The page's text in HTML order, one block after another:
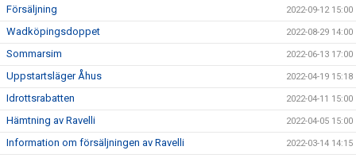
Försäljning 2022-09-12 15:00
Wadköpingsdoppet 2022-08-29 14:00
Sommarsim 2022-06-13 17:00
Uppstartsläger Åhus 2022-04-19 15:18
Idrottsrabatten 2022-04-11 15:00
Hämtning av Ravelli 2022-04-05 15:00
Information om försäljningen av Ravelli 2022-03-14 14:15